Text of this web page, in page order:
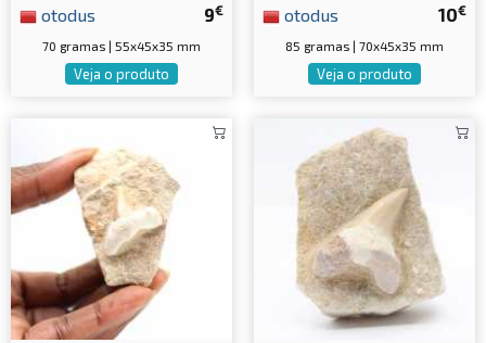
9€
otodus
70 gramas | 55x45x35 mm
Veja o produto
10€
otodus
85 gramas | 70x45x35 mm
Veja o produto